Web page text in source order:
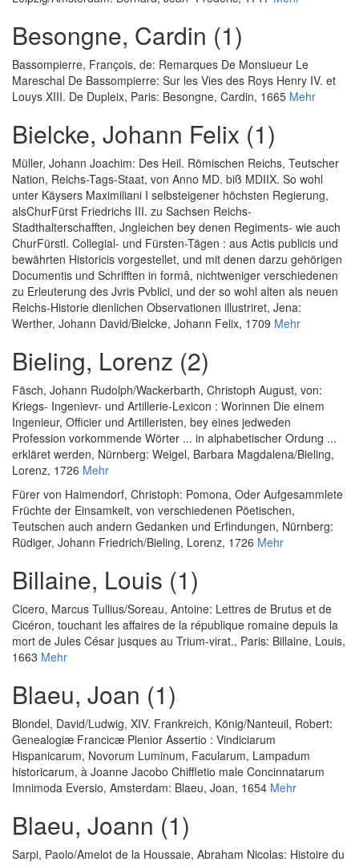
Besongne, Cardin (1)
Bassompierre, François, de: Remarques De Monsiueur Le
Mareschal De Bassompierre: Sur les Vies des Roys Henry IV. et
Louys XIII. De Dupleix, Paris: Besongne, Cardin, 1665 Mehr
Bielcke, Johann Felix (1)
Müller, Johann Joachim: Des Heil. Römischen Reichs, Teutscher
Nation, Reichs-Tags-Staat, von Anno MD. biß MDIIX. So wohl
unter Käysers Maximiliani I selbsteigener höchsten Regierung,
alsChurFürst Friedrichs III. zu Sachsen Reichs-
Stadthalterschafften, Jngleichen bey denen Regiments- wie auch
ChurFürstl. Collegial- und Fürsten-Tägen : aus Actis publicis und
bewährten Historicis vorgestellet, und mit denen darzu gehörigen
Documentis und Schrifften in formâ, nichtweniger verschiedenen
zu Erleuterung des Jvris Pvblici, und der so wohl alten als neuen
Reichs-Historie dienlichen Observationen illustriret, Jena:
Werther, Johann David/Bielcke, Johann Felix, 1709 Mehr
Bieling, Lorenz (2)
Fäsch, Johann Rudolph/Wackerbarth, Christoph August, von:
Kriegs- Ingenievr- und Artillerie-Lexicon : Worinnen Die einem
Ingenieur, Officier und Artilleristen, bey eines jedweden
Profession vorkommende Wörter ... in alphabetischer Ordung ...
erkläret werden, Nürnberg: Weigel, Barbara Magdalena/Bieling,
Lorenz, 1726 Mehr
Fürer von Haimendorf, Christoph: Pomona, Oder Aufgesammlete
Früchte der Einsamkeit, von verschiedenen Pöetischen,
Teutschen auch andern Gedanken und Erfindungen, Nürnberg:
Rüdiger, Johann Friedrich/Bieling, Lorenz, 1726 Mehr
Billaine, Louis (1)
Cicero, Marcus Tullius/Soreau, Antoine: Lettres de Brutus et de
Cicéron, touchant les affaires de la république romaine depuis la
mort de Jules César jusques au Trium-virat., Paris: Billaine, Louis,
1663 Mehr
Blaeu, Joan (1)
Blondel, David/Ludwig, XIV. Frankreich, König/Nanteuil, Robert:
Genealogiæ Francicæ Plenior Assertio : Vindiciarum
Hispanicarum, Novorum Luminum, Facularum, Lampadum
historicarum, à Joanne Jacobo Chiffletio male Concinnatarum
Imnimoda Eversio, Amsterdam: Blaeu, Joan, 1654 Mehr
Blaeu, Joann (1)
Sarpi, Paolo/Amelot de la Houssaie, Abraham Nicolas: Histoire du